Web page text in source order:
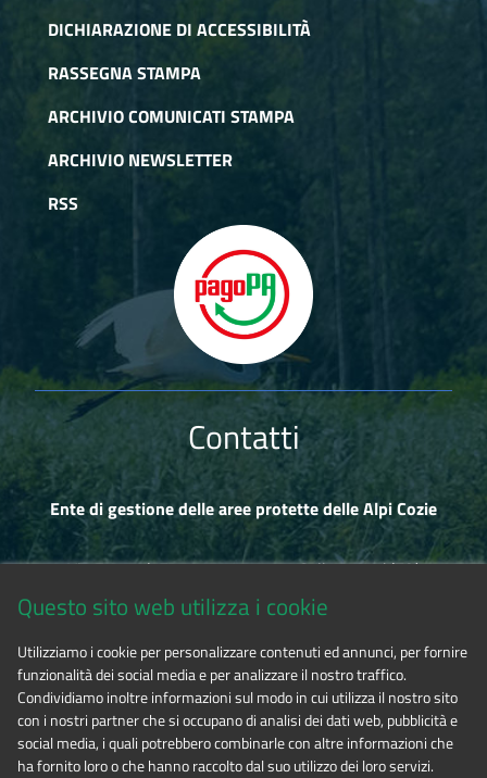
DICHIARAZIONE DI ACCESSIBILITÀ
RASSEGNA STAMPA
ARCHIVIO COMUNICATI STAMPA
ARCHIVIO NEWSLETTER
RSS
Contatti
Ente di gestione delle aree protette delle Alpi Cozie
Via Fransuà Fontan, 1 - 10050 Salbertrand (TO)
Tel. 0122.854720
E-mailalpicozie@cert.ruparpiemonte.it
Questo sito web utilizza i cookie
Utilizziamo i cookie per personalizzare contenuti ed annunci, per fornire
funzionalità dei social media e per analizzare il nostro traffico.
Condividiamo inoltre informazioni sul modo in cui utilizza il nostro sito
con i nostri partner che si occupano di analisi dei dati web, pubblicità e
social media, i quali potrebbero combinarle con altre informazioni che
ha fornito loro o che hanno raccolto dal suo utilizzo dei loro servizi.